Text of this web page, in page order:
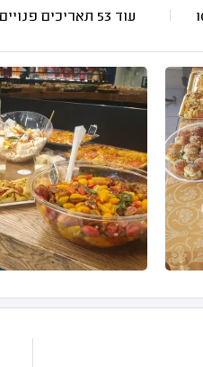
עוד 53 תאריכים פנויים